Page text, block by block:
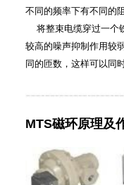
不同的频率下有不同的
将整束电缆穿过一个
较高的噪声抑制作用较
同的匝数，这样可以同
MTS磁环原理及